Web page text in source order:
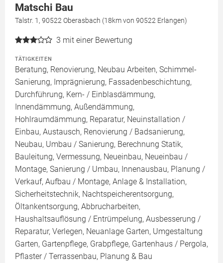
Matschi Bau
Talstr. 1, 90522 Oberasbach (18km von 90522 Erlangen)
3 mit einer Bewertung
TÄTIGKEITEN
Beratung, Renovierung, Neubau Arbeiten, Schimmel-
Sanierung, Imprägnierung, Fassadenbeschichtung,
Durchführung, Kern- / Einblasdämmung,
Innendämmung, Außendämmung,
Hohlraumdämmung, Reparatur, Neuinstallation /
Einbau, Austausch, Renovierung / Badsanierung,
Neubau, Umbau / Sanierung, Berechnung Statik,
Bauleitung, Vermessung, Neueinbau, Neueinbau /
Montage, Sanierung / Umbau, Innenausbau, Planung /
Verkauf, Aufbau / Montage, Anlage & Installation,
Sicherheitstechnik, Nachtspeicherentsorgung,
Öltankentsorgung, Abbrucharbeiten,
Haushaltsauflösung / Entrümpelung, Ausbesserung /
Reparatur, Verlegen, Neuanlage Garten, Umgestaltung
Garten, Gartenpflege, Grabpflege, Gartenhaus / Pergola,
Pflaster / Terrassenbau, Planung & Bau